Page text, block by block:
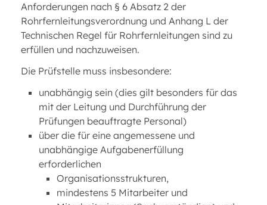
Anforderungen nach § 6 Absatz 2 der
Rohrfernleitungsverordnung und Anhang L der
Technischen Regel für Rohrfernleitungen sind zu
erfüllen und nachzuweisen.
Die Prüfstelle muss insbesondere:
unabhängig sein (dies gilt besonders für das
mit der Leitung und Durchführung der
Prüfungen beauftragte Personal)
über die für eine angemessene und
unabhängige Aufgabenerfüllung
erforderlichen
Organisationsstrukturen,
mindestens 5 Mitarbeiter und